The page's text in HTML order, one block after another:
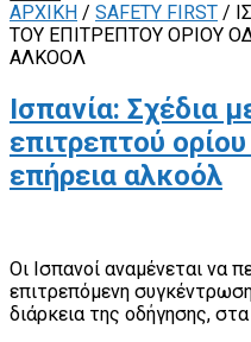
ΑΡΧΙΚΗ / SAFETY FIRST /
ΤΟΥ ΕΠΙΤΡΕΠΤΟΎ ΟΡΊΟΥ
ΑΛΚΟΌΛ
Ισπανία: Σχέδια
επιτρεπτού
επήρεια αλκοόλ
Οι Ισπανοί αναμένεται να
επιτρεπόμενη
διάρκεια της οδήγησης,